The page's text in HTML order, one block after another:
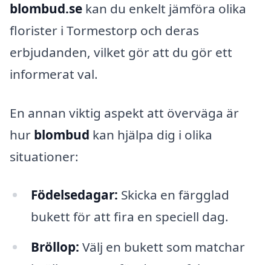
blombud.se kan du enkelt jämföra olika
florister i Tormestorp och deras
erbjudanden, vilket gör att du gör ett
informerat val.
En annan viktig aspekt att överväga är
hur blombud kan hjälpa dig i olika
situationer:
Födelsedagar: Skicka en färgglad
bukett för att fira en speciell dag.
Bröllop: Välj en bukett som matchar